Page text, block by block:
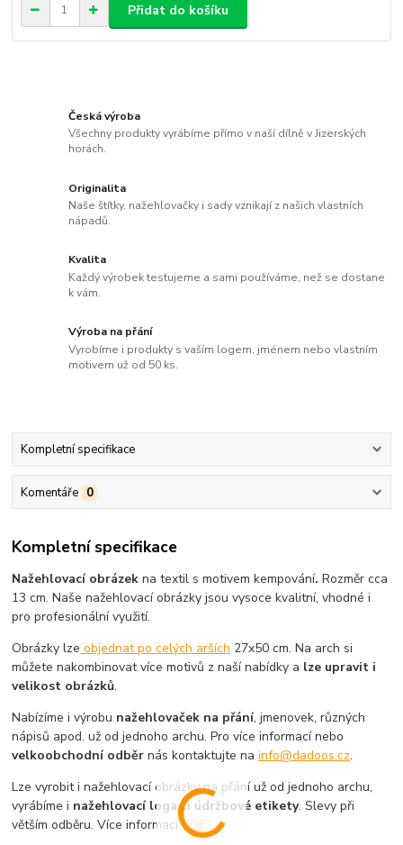
Přidat do košíku
Česká výroba
Všechny produkty vyrábíme přímo v naší dílně v Jizerských
horách.
Originalita
Naše štítky, nažehlovačky i sady vznikají z našich vlastních
nápadů.
Kvalita
Každý výrobek testujeme a sami používáme, než se dostane
k vám.
Výroba na přání
Vyrobíme i produkty s vaším logem, jménem nebo vlastním
motivem už od 50 ks.
Kompletní specifikace
Komentáře 0
Kompletní specifikace
Nažehlovací obrázek na textil s motivem kempování. Rozměr cca
13 cm. Naše nažehlovací obrázky jsou vysoce kvalitní, vhodné i
pro profesionální využití.
Obrázky lze objednat po celých arších 27x50 cm. Na arch si
můžete nakombinovat více motivů z naší nabídky a lze upravit i
velikost obrázků.
Nabízíme i výrobu nažehlovaček na přání, jmenovek, různých
nápisů apod. už od jednoho archu. Pro více informací nebo
velkoobchodní odběr nás kontaktujte nainfo@dadoos.cz.
Lze vyrobit i nažehlovací obrázky na přání už od jednoho archu,
vyrábíme i nažehlovací loga či údržbové etikety. Slevy při
větším odběru. Více informacíZDE.